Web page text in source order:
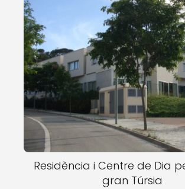
Residència i Centre de Dia
gran Túrsia